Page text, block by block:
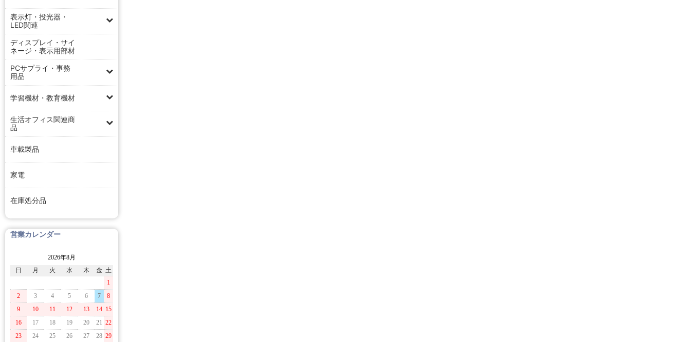
表示灯・投光器・
LED関連
ディスプレイ・サイ
ネージ・表示用部材
PCサプライ・事務
用品
学習機材・教育機材
生活オフィス関連商
品
車載製品
家電
在庫処分品
営業カレンダー
2026年8月
日
月 火 水 木 金 土
1
2
3 4 5 6 7
8
9
10 11 12 13 14 15
16
17 18 19 20 21 22
23
24 25 26 27 28 29